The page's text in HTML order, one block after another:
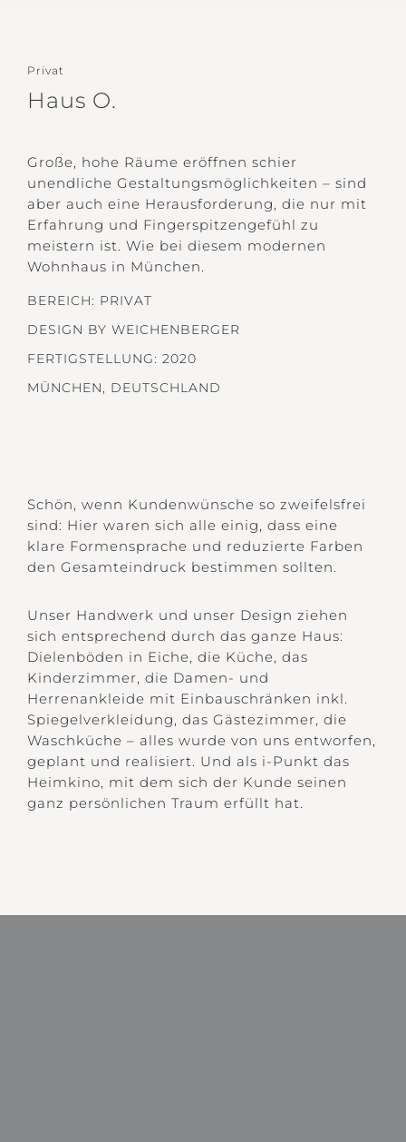
Privat
Haus O.
Große, hohe Räume eröffnen schier
unendliche Gestaltungsmöglichkeiten – sind
aber auch eine Herausforderung, die nur mit
Erfahrung und Fingerspitzengefühl zu
meistern ist. Wie bei diesem modernen
Wohnhaus in München.
BEREICH: PRIVAT
DESIGN BY WEICHENBERGER
FERTIGSTELLUNG: 2020
MÜNCHEN, DEUTSCHLAND
Schön, wenn Kundenwünsche so zweifelsfrei
sind: Hier waren sich alle einig, dass eine
klare Formensprache und reduzierte Farben
den Gesamteindruck bestimmen sollten.
Unser Handwerk und unser Design ziehen
sich entsprechend durch das ganze Haus:
Dielenböden in Eiche, die Küche, das
Kinderzimmer, die Damen- und
Herrenankleide mit Einbauschränken inkl.
Spiegelverkleidung, das Gästezimmer, die
Waschküche – alles wurde von uns entworfen,
geplant und realisiert. Und als i-Punkt das
Heimkino, mit dem sich der Kunde seinen
ganz persönlichen Traum erfüllt hat.